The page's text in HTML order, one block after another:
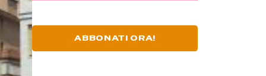
ABBONATI ORA!